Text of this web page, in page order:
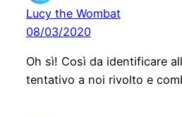
Lucy the Wombat
08/03/2020
Oh sì! Così da identificare
tentativo a noi rivolto e